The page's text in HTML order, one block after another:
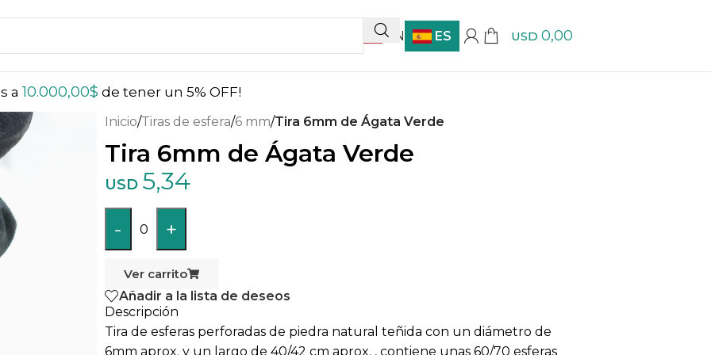
EN ES USD 0,00
a10.000,00$ de tener un 5% OFF!
Inicio/Tiras de esfera/6 mm/Tira 6mm de Ágata Verde
Tira 6mm de Ágata Verde
USD 5,34
- 0 +
Ver carrito
Añadir a la lista de deseos
Descripción
Tira de esferas perforadas de piedra natural teñida con un diámetro de
6mm aprox. y un largo de 40/42 cm aprox. , contiene unas 60/70 esferas